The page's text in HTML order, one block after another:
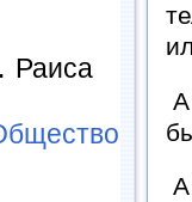
Раиса
А